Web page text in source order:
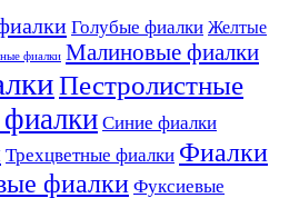
Голубые фиалки Желтые
фиалки Малиновые фиалки
Пестролистные
Синие фиалки
Трехцветные фиалки Фиалки
фиалки Фуксиевые